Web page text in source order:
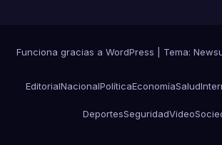
Funciona gracias a WordPress Tema:
EditorialNacionalPolíticaEconomíaSalud
DeportesSeguridadVideo